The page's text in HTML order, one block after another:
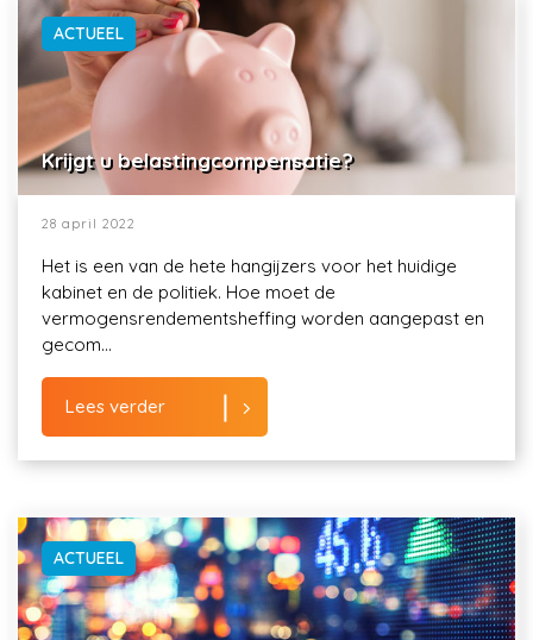
ACTUEEL
Krijgt u belastingcompensatie?
28 april 2022
Het is een van de hete hangijzers voor het huidige
kabinet en de politiek. Hoe moet de
vermogensrendementsheffing worden aangepast en
gecom...
Lees verder
ACTUEEL